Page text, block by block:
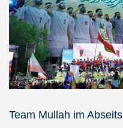
Team Mullah im Abseits